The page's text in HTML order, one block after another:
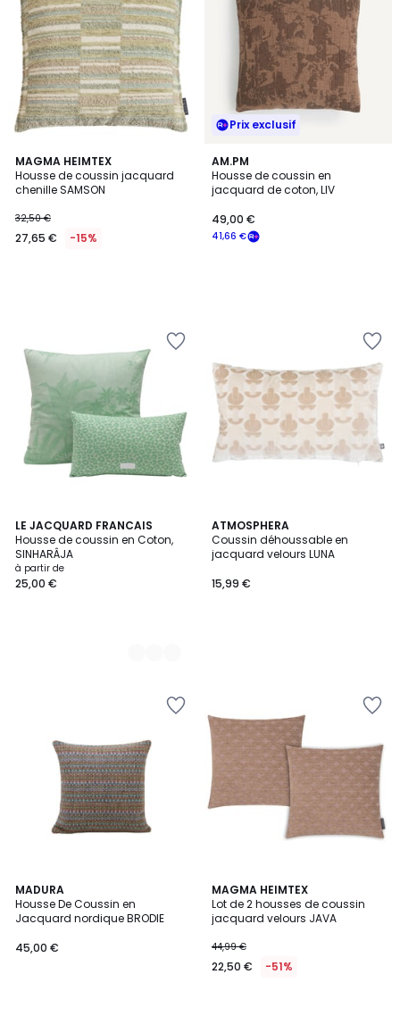
MAGMA HEIMTEX
Housse de coussin jacquard
chenille SAMSON
32,50 €
27,65 € -15%
Prix exclusif
AM.PM
Housse de coussin en
jacquard de coton, LIV
41,66 €
49,00 €
LE JACQUARD FRANCAIS
Housse de coussin en Coton,
SINHARÂJA
à partir de
25,00 €
3
Couleurs
ATMOSPHERA
Coussin déhoussable en
jacquard velours LUNA
15,99 €
MADURA
Housse De Coussin en
Jacquard nordique BRODIE
45,00 €
MAGMA HEIMTEX
Lot de 2 housses de coussin
jacquard velours JAVA
44,99 €
22,50 € -51%